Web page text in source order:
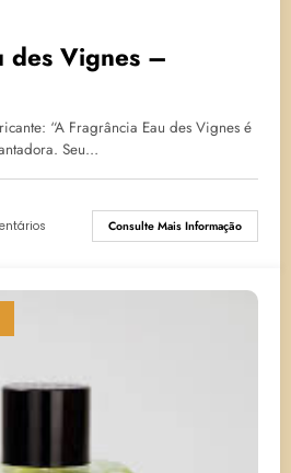
des Vignes –
“A Fragrância Eau des Vignes é
Seu…
Consulte Mais Informação